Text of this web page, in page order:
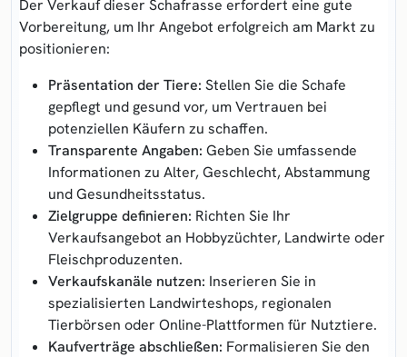
Der Verkauf dieser Schafrasse erfordert eine gute
Vorbereitung, um Ihr Angebot erfolgreich am Markt zu
positionieren:
Präsentation der Tiere: Stellen Sie die Schafe
gepflegt und gesund vor, um Vertrauen bei
potenziellen Käufern zu schaffen.
Transparente Angaben: Geben Sie umfassende
Informationen zu Alter, Geschlecht, Abstammung
und Gesundheitsstatus.
Zielgruppe definieren: Richten Sie Ihr
Verkaufsangebot an Hobbyzüchter, Landwirte oder
Fleischproduzenten.
Verkaufskanäle nutzen: Inserieren Sie in
spezialisierten Landwirteshops, regionalen
Tierbörsen oder Online-Plattformen für Nutztiere.
Kaufverträge abschließen: Formalisieren Sie den